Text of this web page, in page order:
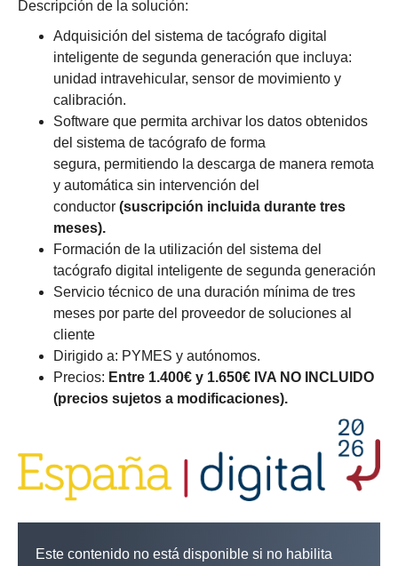
Descripción de la solución:
Adquisición del sistema de tacógrafo digital
inteligente de segunda generación que incluya:
unidad intravehicular, sensor de movimiento y
calibración.
Software que permita archivar los datos obtenidos
del sistema de tacógrafo de forma
segura, permitiendo la descarga de manera remota
y automática sin intervención del
conductor (suscripción incluida durante tres
meses).
Formación de la utilización del sistema del
tacógrafo digital inteligente de segunda generación
Servicio técnico de una duración mínima de tres
meses por parte del proveedor de soluciones al
cliente
Dirigido a: PYMES y autónomos.
Precios: Entre 1.400€ y 1.650€ IVA NO INCLUIDO
(precios sujetos a modificaciones).
Este contenido no está disponible si no habilita